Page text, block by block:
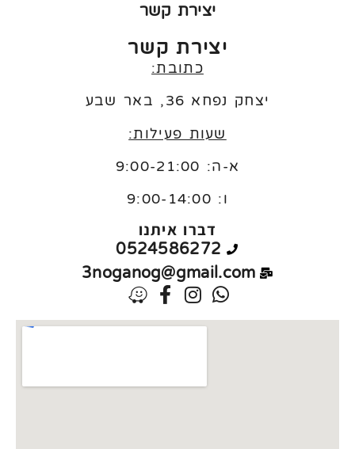
יצירת קשר
יצירת קשר
כתובת:
יצחק נפחא 36, באר שבע
שעות פעילות:
א-ה: 9:00-21:00
ו: 9:00-14:00
דברו איתנו
0524586272
3noganog@gmail.com